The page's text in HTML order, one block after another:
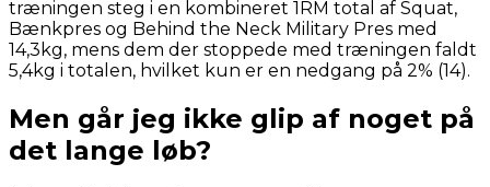
træningen steg i en kombineret 1RM total af Squat,
Bænkpres og Behind the Neck Military Pres med
14,3kg, mens dem der stoppede med træningen faldt
5,4kg i totalen, hvilket kun er en nedgang på 2% (14).
Men går jeg ikke glip af noget på
det lange løb?